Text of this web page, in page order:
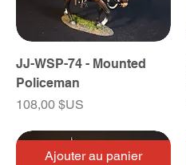
JJ-WSP-74 - Mounted
Policeman
Prix
108,00 $US
Ajouter au panier